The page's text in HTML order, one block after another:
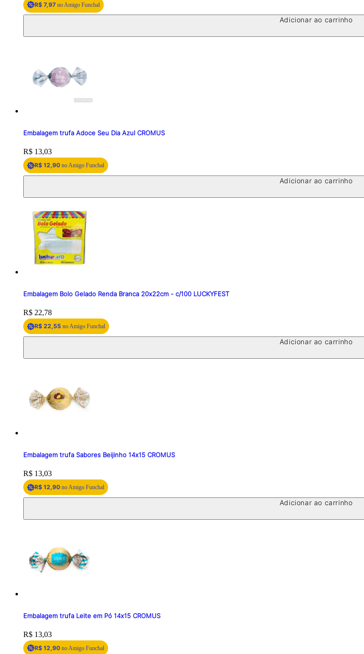
R$ 7,97 no Amigo Funchal
Adicionar ao carrinho
Embalagem trufa Adoce Seu Dia Azul CROMUS
Price:
R$ 13,03
R$ 12,90 no Amigo Funchal
Adicionar ao carrinho
Embalagem Bolo Gelado Renda Branca 20x22cm - c/100 LUCKYFEST
Price:
R$ 22,78
R$ 22,55 no Amigo Funchal
Adicionar ao carrinho
Embalagem trufa Sabores Beijinho 14x15 CROMUS
Price:
R$ 13,03
R$ 12,90 no Amigo Funchal
Adicionar ao carrinho
Embalagem trufa Leite em Pó 14x15 CROMUS
Price:
R$ 13,03
R$ 12,90 no Amigo Funchal